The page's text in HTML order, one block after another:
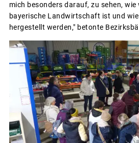
mich besonders darauf, zu sehen, wie
bayerische Landwirtschaft ist und
hergestellt werden," betonte